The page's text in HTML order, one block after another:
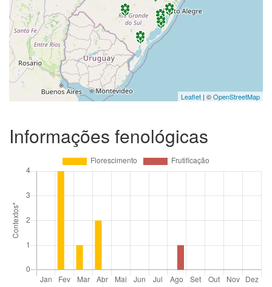
Leaflet | ©OpenStreetMap
Informações fenológicas